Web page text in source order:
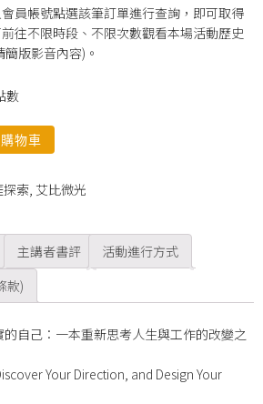
員帳號點選該筆訂單進行查詢，即可取得
往不限時段、不限次數觀看本場活動歷史
版影音內容)。
數
物車
探索, 艾比微光
主講者書評
活動進行方式
款)
自己：一本重新思考人生與工作的改變之
Your Direction, and Design Your